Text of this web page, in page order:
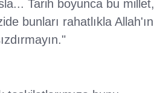
Tarih boyunca bu millet,
bunları rahatlıkla Allah'ın